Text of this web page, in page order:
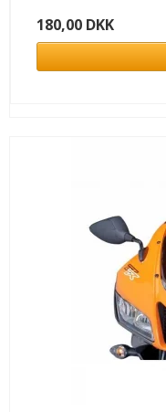
180,00 DKK